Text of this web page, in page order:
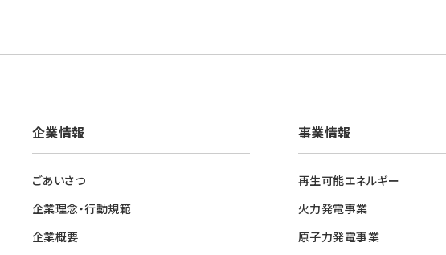
企業情報
ごあいさつ
企業理念・行動規範
企業概要
事業情報
再生可能エネルギー
火力発電事業
原子力発電事業